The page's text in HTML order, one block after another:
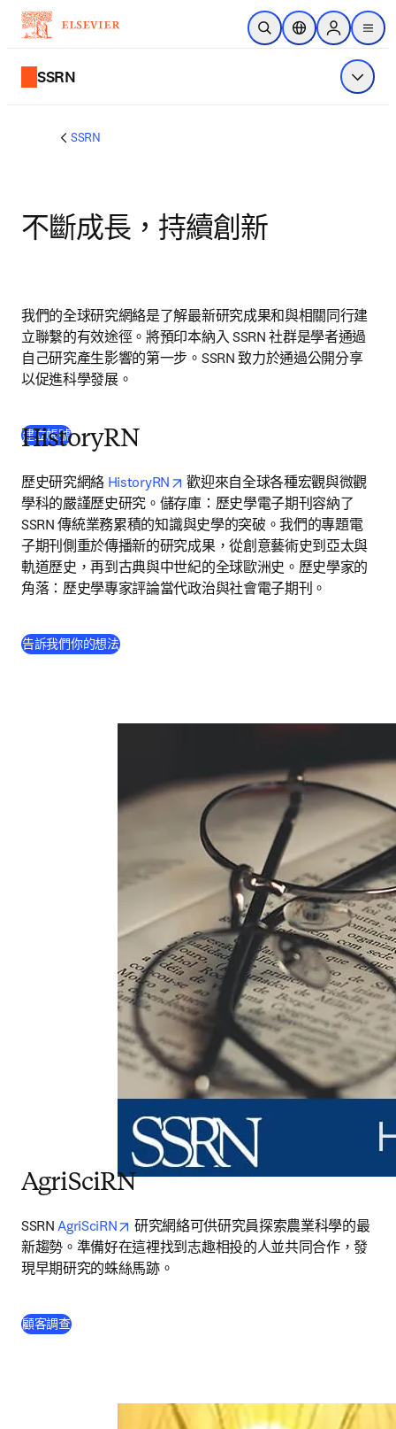
跳到主要內容
公開搜尋位置選擇器Sign in to
menu
SSRN 顯示選
SSRN
不斷成長，持續創新
我們的全球研究網絡是了解最新研究成果和與相關同行建
立聯繫的有效途徑。將預印本納入 SSRN 社群是學者通過
自己研究產生影響的第一步。SSRN 致力於通過公開分享
以促進科學發展。
建立帳號(打開新的分頁／視窗
HistoryRN
歷史研究網絡 HistoryRN opens in new tab/window
歡迎來自全球各種宏觀與微觀
學科的嚴謹歷史研究。儲存庫：歷史學電子期刊容納了
SSRN 傳統業務累積的知識與史學的突破。我們的專題電
子期刊側重於傳播新的研究成果，從創意藝術史到亞太與
軌道歷史，再到古典與中世紀的全球歐洲史。歷史學家的
角落：歷史學專家評論當代政治與社會電子期刊。
告訴我們你的想法(
AgriSciRN
SSRN AgriSciRN opens in new tab/window
研究網絡可供研究員探索農業科學的最
新趨勢。準備好在這裡找到志趣相投的人並共同合作，發
現早期研究的蛛絲馬跡。
顧客調查(